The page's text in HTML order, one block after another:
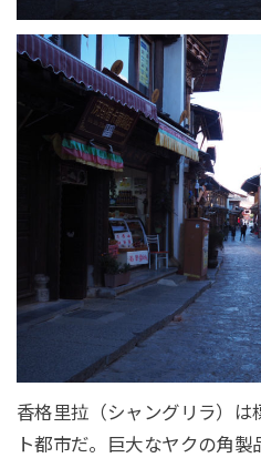
香格里拉（シャングリラ）は
ト都市だ。巨大なヤクの角